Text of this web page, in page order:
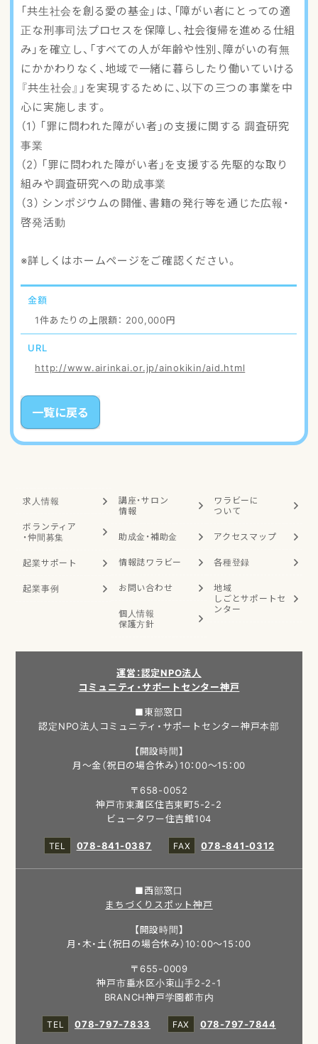
「共生社会を創る愛の基金」は、「障がい者にとっての適
正な刑事司法プロセスを保障し、社会復帰を進める仕組
み」を確立し、「すべての人が年齢や性別、障がいの有無
にかかわりなく、地域で一緒に暮らしたり働いていける
『共生社会』」を実現するために、以下の三つの事業を中
心に実施します。
（1） 「罪に問われた障がい者」の支援に関する 調査研究
事業
（2） 「罪に問われた障がい者」を支援する先駆的な取り
組みや調査研究への助成事業
（3） シンポジウムの開催、書籍の発行等を通じた広報・
啓発活動
※詳しくはホームページをご確認ください。
金額
1件あたりの上限額： 200,000円
URL
http://www.airinkai.or.jp/ainokikin/aid.html
一覧に戻る
求人情報
ボランティア
・仲間募集
起業サポート
起業事例
講座・サロン
情報
助成金・補助金
情報誌ワラビー
お問い合わせ
個人情報
保護方針
ワラビーに
ついて
アクセスマップ
各種登録
地域
しごとサポートセ
ンター
運営：認定NPO法人
コミュニティ・サポートセンター神戸
■東部窓口
認定NPO法人コミュニティ・サポートセンター神戸本部
【開設時間】
月～金（祝日の場合休み）10：00～15：00
〒658-0052
神戸市東灘区住吉東町5-2-2
ビュータワー住吉館104
078-841-0387
078-841-0312
■西部窓口
まちづくりスポット神戸
【開設時間】
月・木・土（祝日の場合休み）10：00～15：00
〒655-0009
神戸市垂水区小束山手2-2-1
BRANCH神戸学園都市内
078-797-7833
078-797-7844